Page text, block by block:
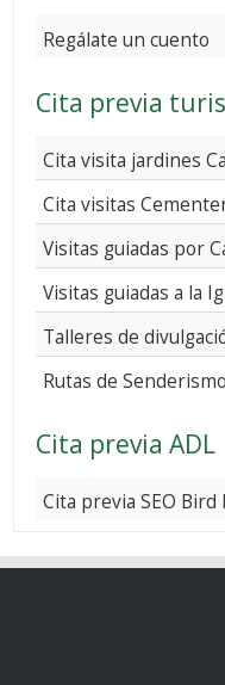
Regálate un cuento
Cita previa
Cita visita jardines
Cita visitas
Visitas guiadas por
Visitas guiadas a la
Talleres de
Rutas de Senderismo
Cita previa ADL
Cita previa SEO Bird